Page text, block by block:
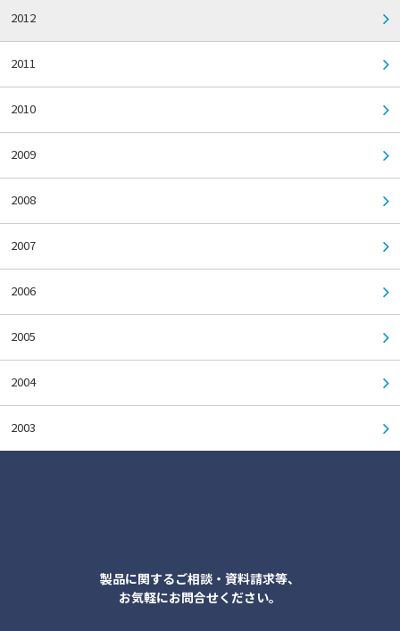
2012
2011
2010
2009
2008
2007
2006
2005
2004
2003
製品に関するご相談・資料請求等、
お気軽にお問合せください。